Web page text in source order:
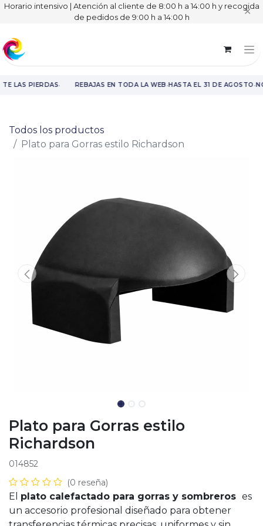
Horario intensivo | Atención al cliente de 8:00 h a 14:00 h y recogida
de pedidos de 9:00 h a 14:00 h
✕
LAS PIERDAS· REBAJAS EN TODA LA WEB·HASTA EL 31 DE AGOSTO·
Todos los productos
Plato para Gorras estilo Richardson
Plato para Gorras estilo
Richardson
014852
(0 reseña)
El plato calefactado para gorras y sombreros es
un accesorio profesional diseñado para obtener